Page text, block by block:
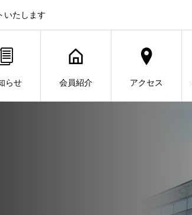
いたします
らせ 会員紹介 アクセス